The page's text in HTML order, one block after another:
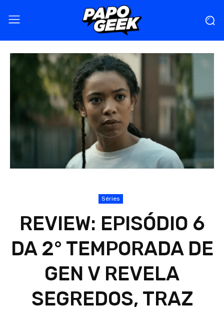
Séries
REVIEW: EPISÓDIO 6
DA 2° TEMPORADA DE
GEN V REVELA
SEGREDOS, TRAZ